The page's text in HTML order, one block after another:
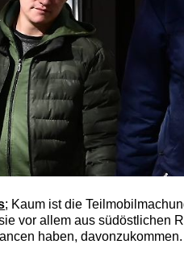
; Kaum ist die
vor allem aus südöstlichen
haben, davonzukommen.